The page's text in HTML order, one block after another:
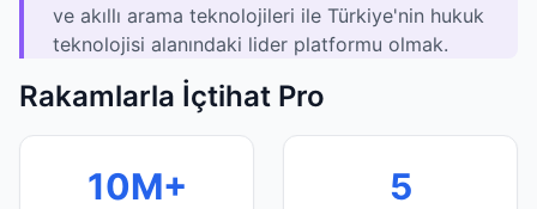
ve akıllı arama teknolojileri ile Türkiye'nin hukuk
teknolojisi alanındaki lider platformu olmak.
Rakamlarla İçtihat Pro
10M+ 5